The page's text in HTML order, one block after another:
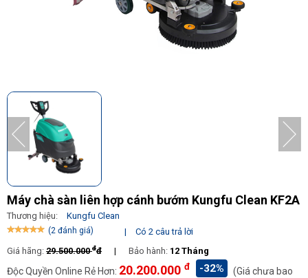
Máy chà sàn liên hợp cánh bướm Kungfu Clean KF2A
Thương hiệu: Kungfu Clean
(2 đánh giá) |
Có 2 câu trả lời
Giá hãng: 29.500.000đđ | Bảo hành: 12 Tháng
Độc Quyền Online Rẻ Hơn: 20.200.000 đ -32%
(Giá chưa bao